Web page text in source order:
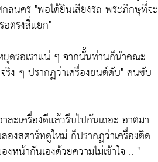
กลนคร "พอได้ยินเสียงรถ พระภิกษุที่จะ
ตรงสี่แยก"
ดรอเราแน่ ๆ จากนั้นท่านก็นำคณะ
ง ๆ ปรากฏว่าเครื่องยนต์ดับ" คนขับ
ะเครื่องดีแล้วรีบไปกันเถอะ อาตมา
งสตาร์ทดูใหม่ ก็ปรากฏว่าเครื่องติด
น้ากันเองด้วยความไม่เข้าใจ .. "